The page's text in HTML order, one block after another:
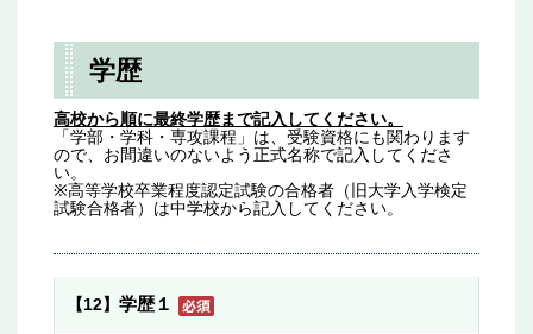
学歴
高校から順に最終学歴まで記入してください。
「学部・学科・専攻課程」は、受験資格にも関わります
ので、お間違いのないよう正式名称で記入してくださ
い。
※高等学校卒業程度認定試験の合格者（旧大学入学検定
試験合格者）は中学校から記入してください。
【12】 学歴１